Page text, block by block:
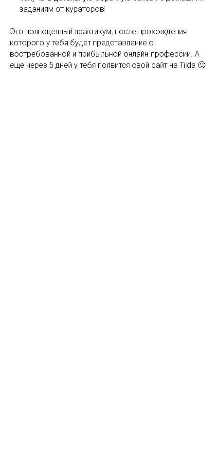
заданиям от кураторов!
Это полноценный практикум, после прохождения
которого у тебя будет представление о
востребованной и прибыльной онлайн-профессии. А
еще через 5 дней у тебя появится свой сайт на Tilda 🙂